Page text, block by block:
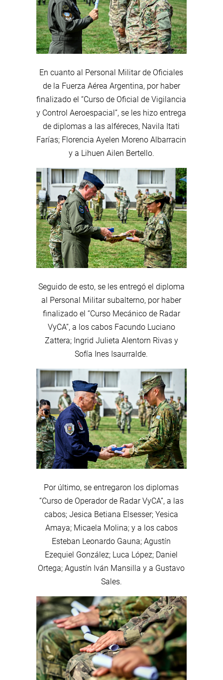
En cuanto al Personal Militar de Oficiales
de la Fuerza Aérea Argentina, por haber
finalizado el “Curso de Oficial de Vigilancia
y Control Aeroespacial”, se les hizo entrega
de diplomas a las alféreces, Navila Itati
Farías; Florencia Ayelen Moreno Albarracin
y a Lihuen Ailen Bertello.
Seguido de esto, se les entregó el diploma
al Personal Militar subalterno, por haber
finalizado el “Curso Mecánico de Radar
VyCA”, a los cabos Facundo Luciano
Zattera; Ingrid Julieta Alentorn Rivas y
Sofía Ines Isaurralde.
Por último, se entregaron los diplomas
“Curso de Operador de Radar VyCA”, a las
cabos; Jesica Betiana Elsesser; Yesica
Amaya; Micaela Molina; y a los cabos
Esteban Leonardo Gauna; Agustín
Ezequiel González; Luca López; Daniel
Ortega; Agustín Iván Mansilla y a Gustavo
Sales.